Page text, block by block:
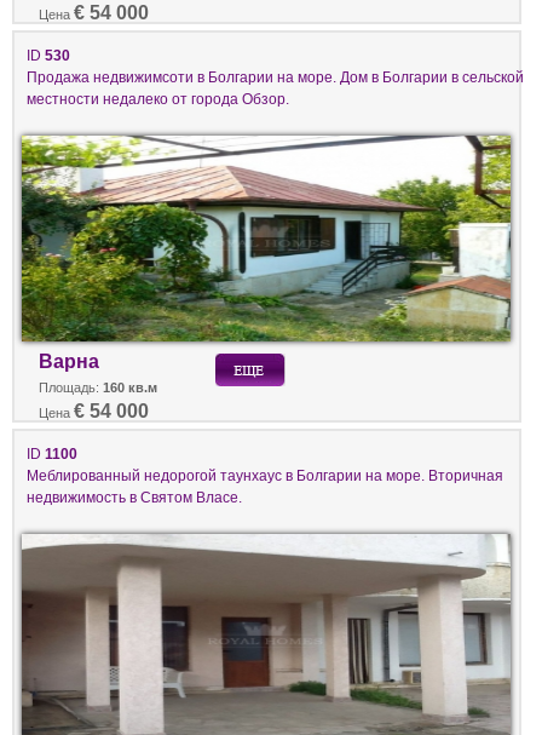
Цена € 54 000
ID 530
Продажа недвижимсоти в Болгарии на море. Дом в Болгарии в сельской
местности недалеко от города Обзор.
Варна
Площадь: 160 кв.м
Цена € 54 000
ID 1100
Меблированный недорогой таунхаус в Болгарии на море. Вторичная
недвижимость в Святом Власе.